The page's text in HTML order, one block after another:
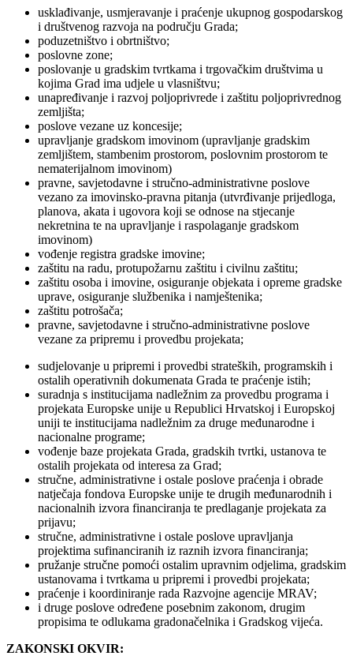
usklađivanje, usmjeravanje i praćenje ukupnog gospodarskog
i društvenog razvoja na području Grada;
poduzetništvo i obrtništvo;
poslovne zone;
poslovanje u gradskim tvrtkama i trgovačkim društvima u
kojima Grad ima udjele u vlasništvu;
unapređivanje i razvoj poljoprivrede i zaštitu poljoprivrednog
zemljišta;
poslove vezane uz koncesije;
upravljanje gradskom imovinom (upravljanje gradskim
zemljištem, stambenim prostorom, poslovnim prostorom te
nematerijalnom imovinom)
pravne, savjetodavne i stručno-administrativne poslove
vezano za imovinsko-pravna pitanja (utvrđivanje prijedloga,
planova, akata i ugovora koji se odnose na stjecanje
nekretnina te na upravljanje i raspolaganje gradskom
imovinom)
vođenje registra gradske imovine;
zaštitu na radu, protupožarnu zaštitu i civilnu zaštitu;
zaštitu osoba i imovine, osiguranje objekata i opreme gradske
uprave, osiguranje službenika i namještenika;
zaštitu potrošača;
pravne, savjetodavne i stručno-administrativne poslove
vezane za pripremu i provedbu projekata;
sudjelovanje u pripremi i provedbi strateških, programskih i
ostalih operativnih dokumenata Grada te praćenje istih;
suradnja s institucijama nadležnim za provedbu programa i
projekata Europske unije u Republici Hrvatskoj i Europskoj
uniji te institucijama nadležnim za druge međunarodne i
nacionalne programe;
vođenje baze projekata Grada, gradskih tvrtki, ustanova te
ostalih projekata od interesa za Grad;
stručne, administrativne i ostale poslove praćenja i obrade
natječaja fondova Europske unije te drugih međunarodnih i
nacionalnih izvora financiranja te predlaganje projekata za
prijavu;
stručne, administrativne i ostale poslove upravljanja
projektima sufinanciranih iz raznih izvora financiranja;
pružanje stručne pomoći ostalim upravnim odjelima, gradskim
ustanovama i tvrtkama u pripremi i provedbi projekata;
praćenje i koordiniranje rada Razvojne agencije MRAV;
i druge poslove određene posebnim zakonom, drugim
propisima te odlukama gradonačelnika i Gradskog vijeća.
ZAKONSKI OKVIR: